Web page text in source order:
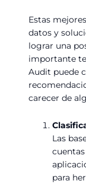
Estas
datos y
lograr una
importante
Audit puede
carecer de
Las
para